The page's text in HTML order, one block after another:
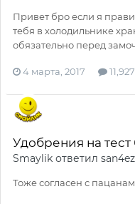
Привет бро если я
тебя в холодильнике
обязательно перед
4 марта, 2017
Удобрения на тест
Smaylik ответил san4ez
Тоже согласен с